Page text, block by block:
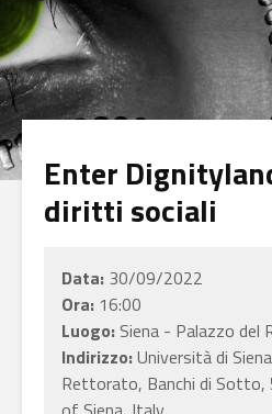
Enter
diritti sociali
Data: 30/09/2022
Ora: 16:00
Luogo: Siena - Palazzo del
Indirizzo:Università di
Rettorato, Banchi di Sotto,